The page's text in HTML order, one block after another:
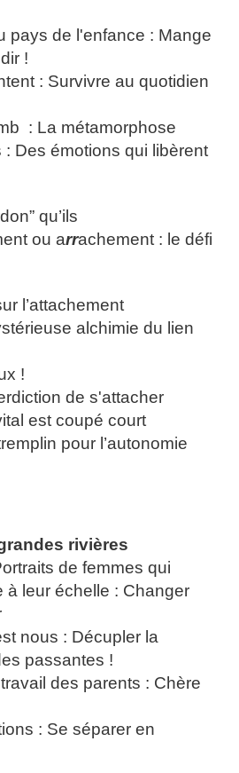
pays de l'enfance : Mange
!
: Survivre au quotidien
: La métamorphose
Des émotions qui libèrent
qu’ils
ou arrachement : le défi
l’attachement
alchimie du lien
!
de s'attacher
est coupé court
pour l’autonomie
rivières
de femmes qui
à leur échelle : Changer
nous : Décupler la
passantes !
des parents : Chère
: Se séparer en